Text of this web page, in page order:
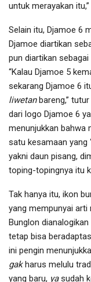
untuk merayakan
Selain itu, Djamoe 6
Djamoe diartikan
pun diartikan
“Kalau Djamoe 5
sekarang Djamoe 6
liwetanbareng,”
dari logo Djamoe 6
menunjukkan bahwa
satu kesamaan yang
yakni daun pisang,
toping-topingnya itu
Tak hanya itu, ikon
yang mempunyai arti
Bunglon
tetap bisa
ini pengin
gakharus melulu
yang baru, yasudah